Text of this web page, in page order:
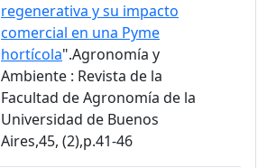
regenerativa y su impacto
comercial en una Pyme
hortícola".Agronomía y
Ambiente : Revista de la
Facultad de Agronomía de la
Universidad de Buenos
Aires,45, (2),p.41-46